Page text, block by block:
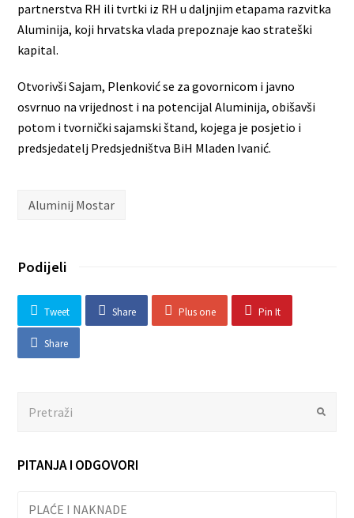
partnerstva RH ili tvrtki iz RH u daljnjim etapama razvitka
Aluminija, koji hrvatska vlada prepoznaje kao strateški
kapital.
Otvorivši Sajam, Plenković se za govornicom i javno
osvrnuo na vrijednost i na potencijal Aluminija, obišavši
potom i tvornički sajamski štand, kojega je posjetio i
predsjedatelj Predsjedništva BiH Mladen Ivanić.
Aluminij Mostar
Podijeli
Tweet Share Plus one Pin It
Share
Submit
PITANJA I ODGOVORI
PLAĆE I NAKNADE